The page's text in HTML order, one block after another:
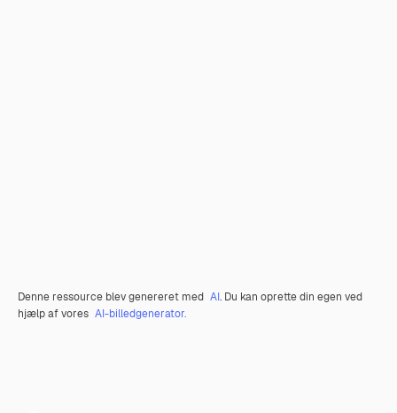
Denne ressource blev genereret med AI. Du kan oprette din egen ved
hjælp af vores AI-billedgenerator.